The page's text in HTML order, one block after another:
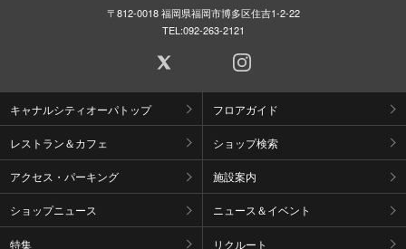
〒812-0018 福岡県福岡市博多区住吉1-2-22
TEL:092-263-2121
キャナルシティオーパトップ フロアガイド
レストラン＆カフェ ショップ検索
アクセス・パーキング 施設案内
ショップニュース ニュース＆イベント
特集 リクルート